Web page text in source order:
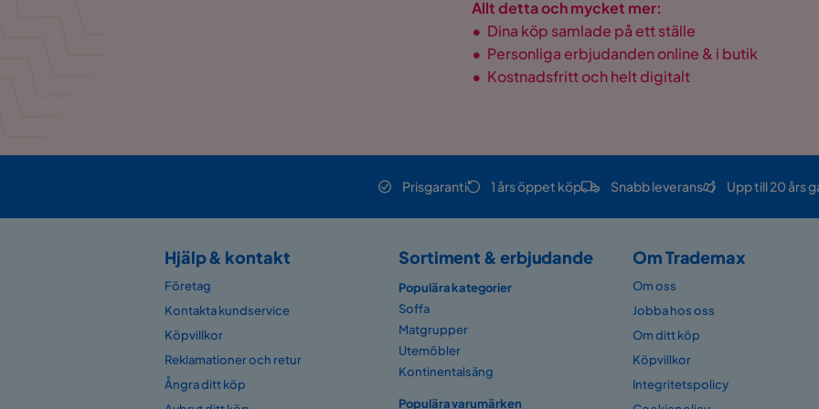
Allt detta och mycket mer:
• Dina köp samlade på ett ställe
• Personliga erbjudanden online & i butik
• Kostnadsfritt och helt digitalt
Prisgaranti 1 års öppet köp Snabb leverans Upp till 20 års
Hjälp & kontakt
Företag
Kontakta kundservice
Köpvillkor
Reklamationer och retur
Ångra ditt köp
Sortiment & erbjudande
Populära kategorier
Soffa
Matgrupper
Utemöbler
Kontinentalsäng
Populära varumärken
Om Trademax
Om oss
Jobba hos oss
Om ditt köp
Köpvillkor
Integritetspolicy